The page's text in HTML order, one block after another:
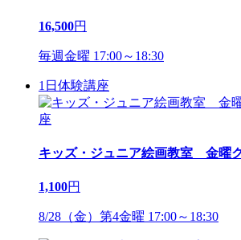
16,500円
毎週金曜 17:00～18:30
1日体験講座
キッズ・ジュニア絵画教室 金曜
1,100円
8/28（金）第4金曜 17:00～18:30